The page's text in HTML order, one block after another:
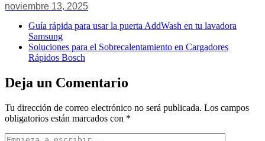
noviembre 13, 2025
Guía rápida para usar la puerta AddWash en tu lavadora
Samsung
Soluciones para el Sobrecalentamiento en Cargadores
Rápidos Bosch
Deja un Comentario
Tu dirección de correo electrónico no será publicada. Los campos
obligatorios están marcados con *